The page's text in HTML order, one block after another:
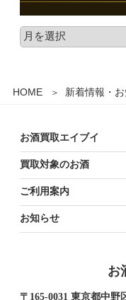
HOME 新着情報・
お酒買取エイブイ
買取対象のお酒
ご利用案内
お知らせ
お
〒165-0031 東京都中野